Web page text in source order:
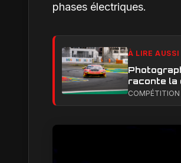
phases électriques.
À LIRE AUSSI
raconte la
COMPÉTITION